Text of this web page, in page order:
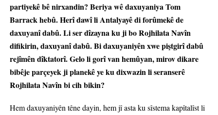
partiyekê bê nirxandin? Beriya wê daxuyaniya Tom
Barrack hebû. Herî dawî li Antalyayê di forûmekê de
daxuyanî dabû. Li ser dîzayna ku ji bo Rojhilata Navîn
difikirin, daxuyanî dabû. Bi daxuyaniyên xwe piştgirî dabû
rejîmên dîktatorî. Gelo li gorî van hemûyan, mirov dikare
bibêje parçeyek ji planekê ye ku dixwazin li seranserê
Rojhilata Navîn bi cih bikin?
Hem daxuyaniyên têne dayin, hem jî asta ku sîstema kapîtalîst li